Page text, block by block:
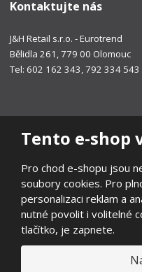
Tento e-shop
Pro chod e-shopu jsou
soubory cookies. Pro
personalizaci reklam a
nutné povolit i volitelné
tlačítko, je zapnete.
Kontaktujte nás
J&H Retail s.r.o. - Eurotrend
Bělidla 261, 779 00 Olomouc
Tel: 602 162 343, 792 334 543